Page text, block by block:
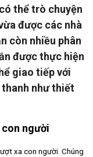
thể trò chuyện
được các nhà
còn nhiều phân
được thực hiện
giao tiếp với
thanh như thiết
người
xa con người. Chúng